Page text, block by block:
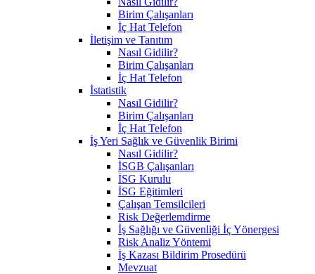
Birim Çalışanları
İç Hat Telefon
İletişim ve Tanıtım
Nasıl Gidilir?
Birim Çalışanları
İç Hat Telefon
İstatistik
Nasıl Gidilir?
Birim Çalışanları
İç Hat Telefon
İş Yeri Sağlık ve Güvenlik Birimi
Nasıl Gidilir?
İSGB Çalışanları
İSG Kurulu
İSG Eğitimleri
Çalışan Temsilcileri
Risk Değerlemdirme
İş Sağlığı ve Güvenliği İç Yönergesi
Risk Analiz Yöntemi
İş Kazası Bildirim Prosedürü
Mevzuat